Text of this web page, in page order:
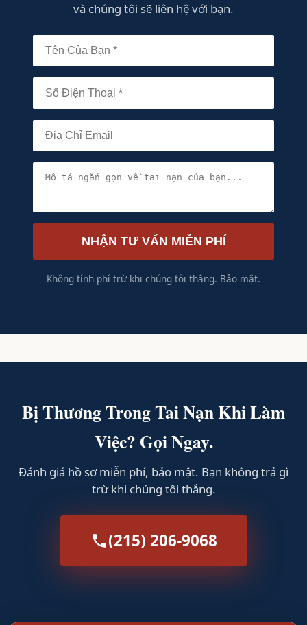
và chúng tôi sẽ liên hệ với bạn.
NHẬN TƯ VẤN MIỄN PHÍ
Không tính phí trừ khi chúng tôi thắng. Bảo mật.
Bị Thương Trong Tai Nạn Khi Làm
Việc? Gọi Ngay.
Đánh giá hồ sơ miễn phí, bảo mật. Bạn không trả gì
trừ khi chúng tôi thắng.
(215) 206-9068